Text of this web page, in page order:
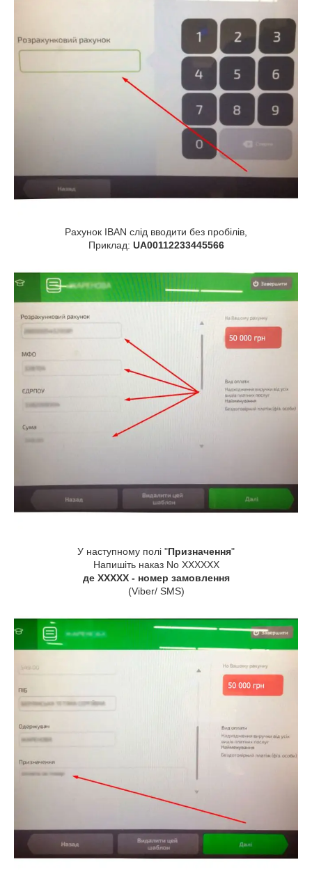
Рахунок IBAN слід вводити без пробілів,
Приклад: UA00112233445566
У наступному полі "Призначення"
Напишіть наказ No XXXXXX
де XXXXX - номер замовлення
(Viber/ SMS)